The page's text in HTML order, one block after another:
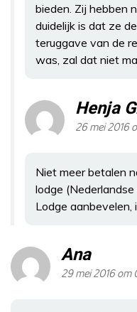
bieden. Zij hebben
duidelijk is dat ze
teruggave van de
was, zal dat niet
Henja
26 mei 2016
Niet meer betalen
lodge (Nederlandse
Lodge aanbevelen,
Ana
29 mei 2016 om